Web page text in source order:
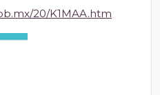
20/K1MAA.htm